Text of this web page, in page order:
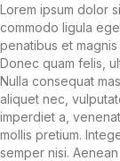
Lorem ipsum dolor
commodo ligula
penatibus et
Donec quam felis,
Nulla consequat
aliquet nec,
imperdiet a,
mollis pretium.
semper nisi.